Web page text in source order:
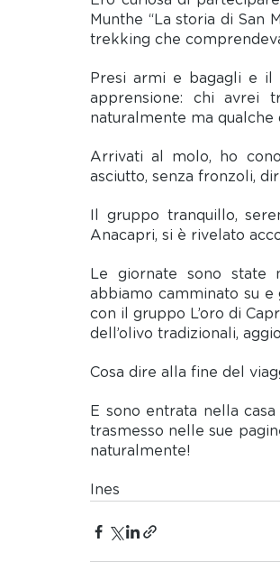
Munthe “La storia di San
trekking che
Presi armi e bagagli e il
apprensione: chi avrei
naturalmente ma qualche
Arrivati al molo, ho
asciutto, senza fronzoli,
Il gruppo tranquillo,
Anacapri, si è rivelato
Le giornate sono state
abbiamo camminato su
con il gruppo L’oro di
dell’olivo tradizionali,
Cosa dire alla fine del
E sono entrata nella
trasmesso nelle sue
naturalmente!
Ines